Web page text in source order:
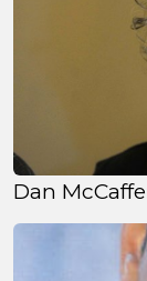
Dan